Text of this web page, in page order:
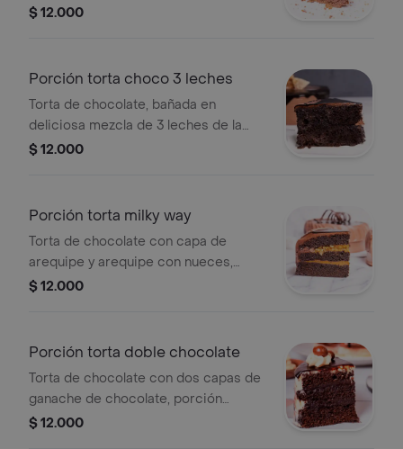
ganache de chocolate blanco y trozos
$ 12.000
Porción torta choco 3 leches
Torta de chocolate, bañada en
deliciosa mezcla de 3 leches de la
casa y chocolate, porción personal.
$ 12.000
Porción torta milky way
Torta de chocolate con capa de
arequipe y arequipe con nueces,
porción personal.
$ 12.000
Porción torta doble chocolate
Torta de chocolate con dos capas de
ganache de chocolate, porción
personal.
$ 12.000